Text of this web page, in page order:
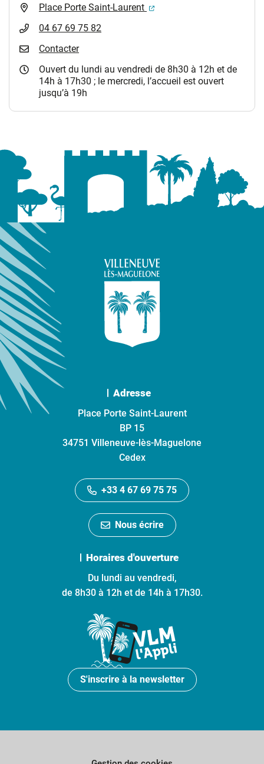
Place Porte Saint-Laurent
(ouverture dans un
04 67 69 75 82
Contacter
Ouvert du lundi au vendredi de 8h30 à 12h et de
14h à 17h30 ; le mercredi, l’accueil est ouvert
jusqu’à 19h
Adresse
Place Porte Saint-Laurent
BP 15
34751 Villeneuve-lès-Maguelone
Cedex
+33 4 67 69 75 75
Nous écrire
Horaires d'ouverture
Du lundi au vendredi,
de 8h30 à 12h et de 14h à 17h30.
S'inscrire à la newsletter